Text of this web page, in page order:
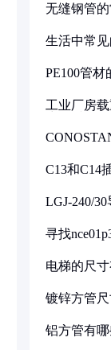
无缝钢管
生活中常
PE100管材
工业厂房
C13和C14
LGJ-240/
寻找
电梯的尺
镀锌方管
铝方管有